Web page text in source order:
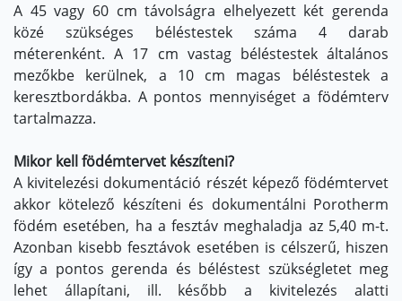
A 45 vagy 60 cm távolságra elhelyezett két gerenda
közé szükséges béléstestek száma 4 darab
méterenként. A 17 cm vastag béléstestek általános
mezőkbe kerülnek, a 10 cm magas béléstestek a
keresztbordákba. A pontos mennyiséget a födémterv
tartalmazza.
Mikor kell födémtervet készíteni?
A kivitelezési dokumentáció részét képező födémtervet
akkor kötelező készíteni és dokumentálni Porotherm
födém esetében, ha a fesztáv meghaladja az 5,40 m-t.
Azonban kisebb fesztávok esetében is célszerű, hiszen
így a pontos gerenda és béléstest szükségletet meg
lehet állapítani, ill. később a kivitelezés alatti